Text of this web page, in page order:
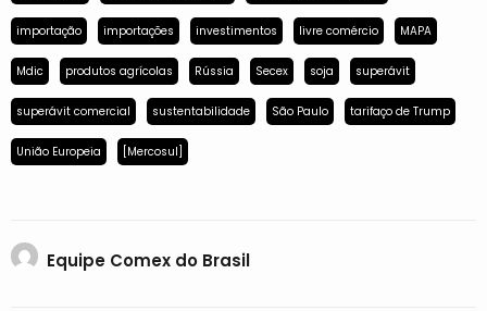
importação importações investimentos livre comércio MAPA
Mdic produtos agrícolas Rússia Secex soja superávit
superávit comercial sustentabilidade São Paulo tarifaço de Trump
União Europeia [Mercosul]
Equipe Comex do Brasil